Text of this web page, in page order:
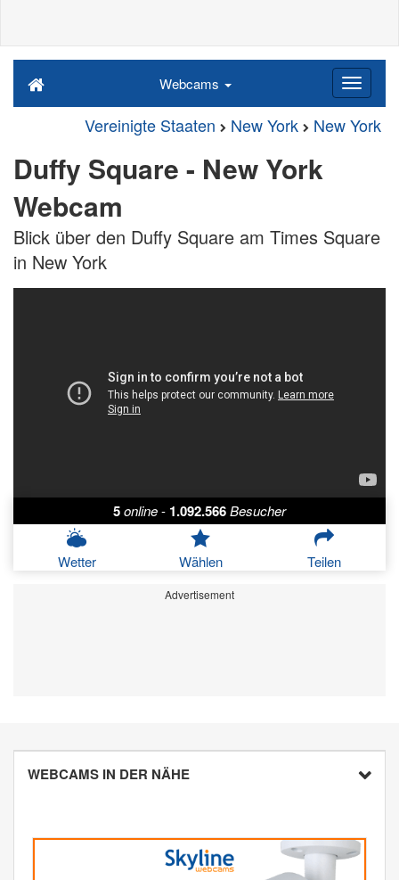
Webcams
Vereinigte Staaten New York New York
Duffy Square - New York
Webcam
Blick über den Duffy Square am Times Square
in New York
5online- 1.092.566Besucher
Wetter Wählen Teilen
Advertisement
WEBCAMS IN DER NÄHE